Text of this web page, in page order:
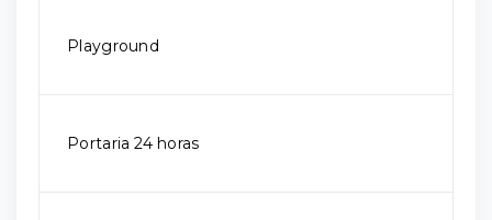
Playground
Portaria 24 horas